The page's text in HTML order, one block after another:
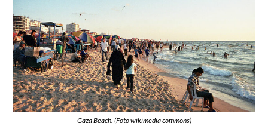
Gaza Beach. (Foto wikimedia commons)